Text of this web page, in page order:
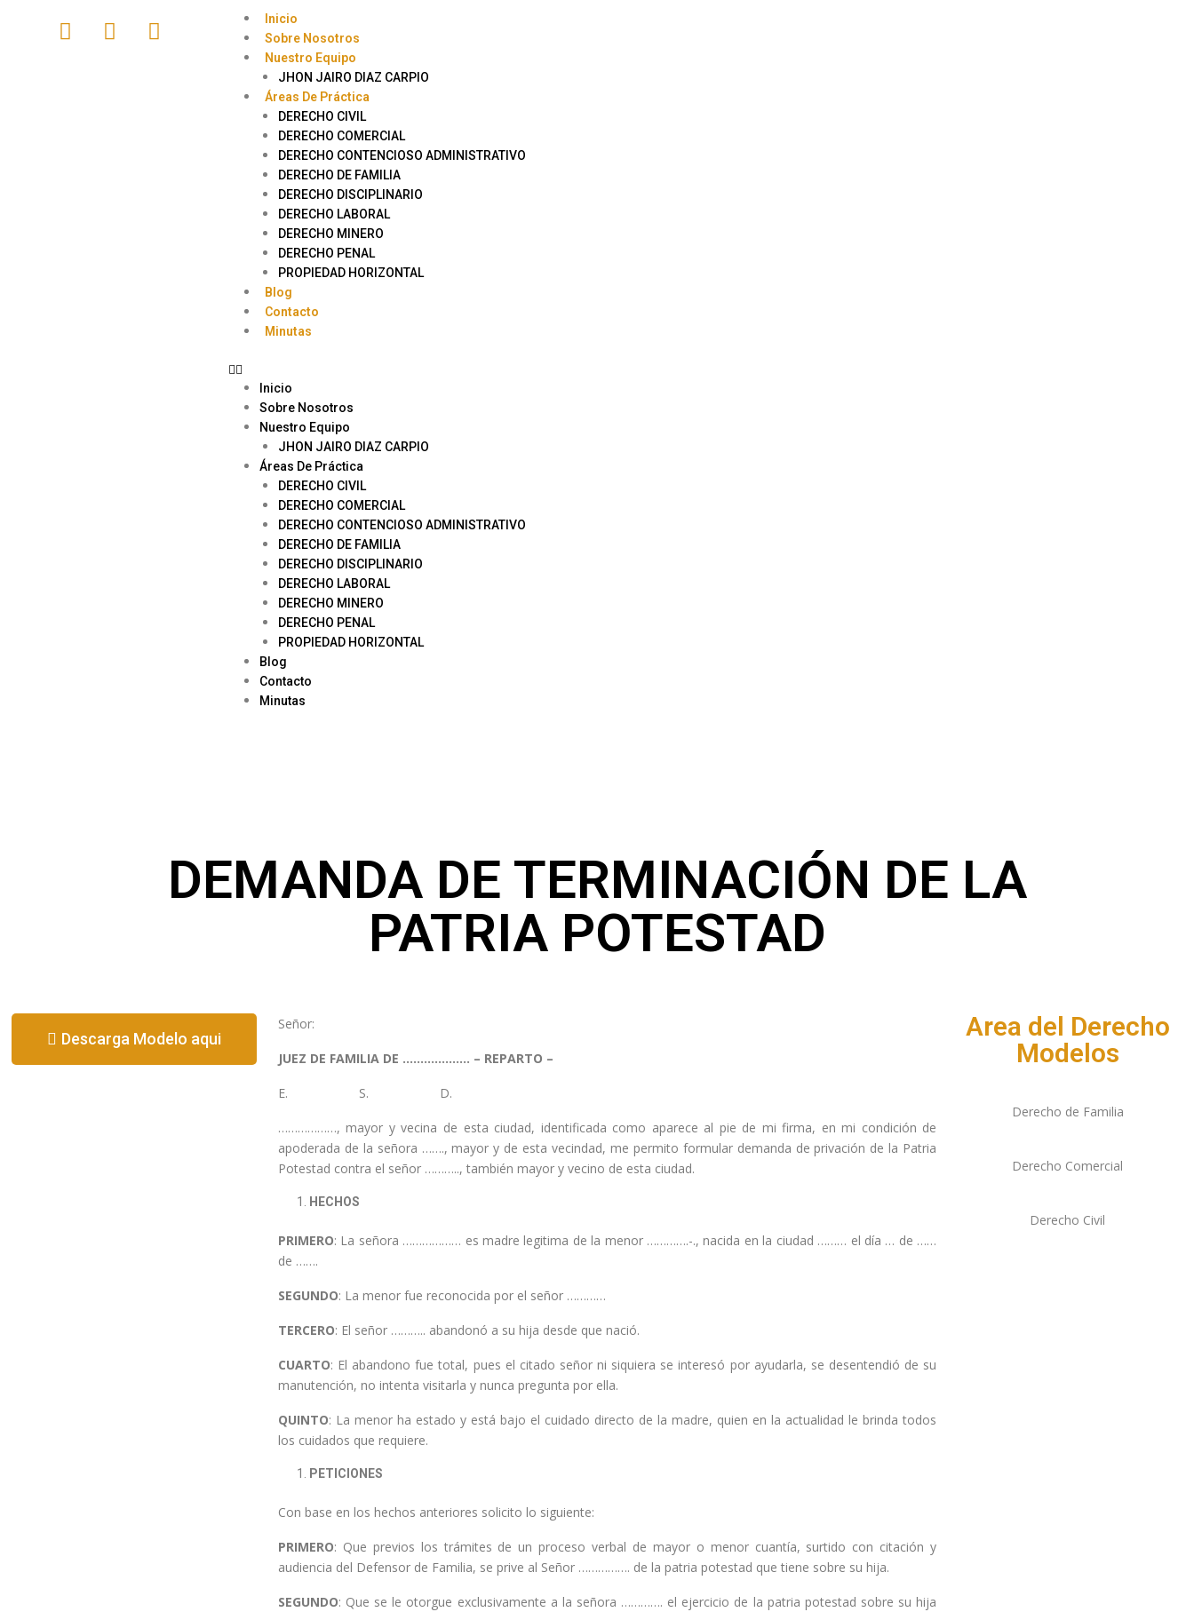
Inicio
Sobre Nosotros
Nuestro Equipo
JHON JAIRO DIAZ CARPIO
Áreas De Práctica
DERECHO CIVIL
DERECHO COMERCIAL
DERECHO CONTENCIOSO ADMINISTRATIVO
DERECHO DE FAMILIA
DERECHO DISCIPLINARIO
DERECHO LABORAL
DERECHO MINERO
DERECHO PENAL
PROPIEDAD HORIZONTAL
Blog
Contacto
Minutas
Inicio
Sobre Nosotros
Nuestro Equipo
JHON JAIRO DIAZ CARPIO
Áreas De Práctica
DERECHO CIVIL
DERECHO COMERCIAL
DERECHO CONTENCIOSO ADMINISTRATIVO
DERECHO DE FAMILIA
DERECHO DISCIPLINARIO
DERECHO LABORAL
DERECHO MINERO
DERECHO PENAL
PROPIEDAD HORIZONTAL
Blog
Contacto
Minutas
DEMANDA DE TERMINACIÓN DE LA
PATRIA POTESTAD
Descarga Modelo aqui
Señor:
JUEZ DE FAMILIA DE ………………. – REPARTO –
E. S. D.
………………, mayor y vecina de esta ciudad, identificada como aparece al pie de mi firma, en mi condición de
apoderada de la señora ……., mayor y de esta vecindad, me permito formular demanda de privación de la Patria
Potestad contra el señor ……….., también mayor y vecino de esta ciudad.
HECHOS
PRIMERO: La señora ……………… es madre legitima de la menor ………….-., nacida en la ciudad ……… el día … de ……
de …….
SEGUNDO: La menor fue reconocida por el señor …………
TERCERO: El señor ……….. abandonó a su hija desde que nació.
CUARTO: El abandono fue total, pues el citado señor ni siquiera se interesó por ayudarla, se desentendió de su
manutención, no intenta visitarla y nunca pregunta por ella.
QUINTO: La menor ha estado y está bajo el cuidado directo de la madre, quien en la actualidad le brinda todos
los cuidados que requiere.
PETICIONES
Con base en los hechos anteriores solicito lo siguiente:
PRIMERO: Que previos los trámites de un proceso verbal de mayor o menor cuantía, surtido con citación y
audiencia del Defensor de Familia, se prive al Señor ……………. de la patria potestad que tiene sobre su hija.
SEGUNDO: Que se le otorgue exclusivamente a la señora …………. el ejercicio de la patria potestad sobre su hija
Area del Derecho
Modelos
Derecho de Familia
Derecho Comercial
Derecho Civil